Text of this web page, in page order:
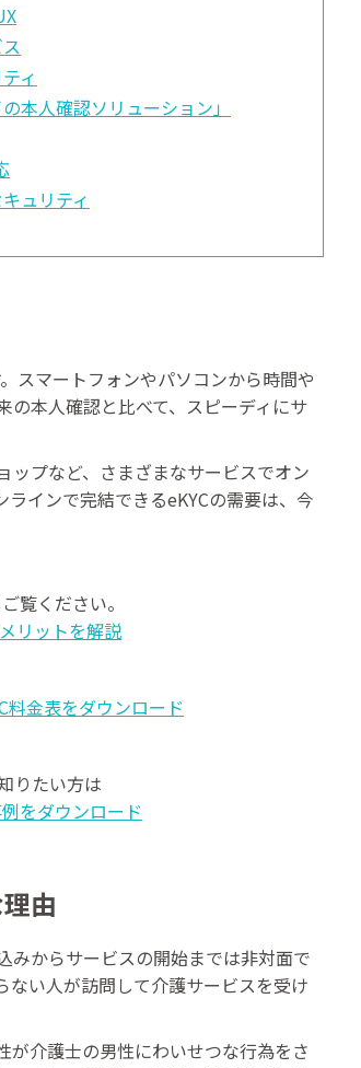
ィ
本人確認ソリューション」
ュリティ
スマートフォンやパソコンから時間や
本人確認と比べて、スピーディにサ
ップなど、さまざまなサービスでオン
インで完結できるeKYCの需要は、今
覧ください。
リットを解説
料金表をダウンロード
りたい方は
をダウンロード
由
みからサービスの開始までは非対面で
ない人が訪問して介護サービスを受け
が介護士の男性にわいせつな行為をさ